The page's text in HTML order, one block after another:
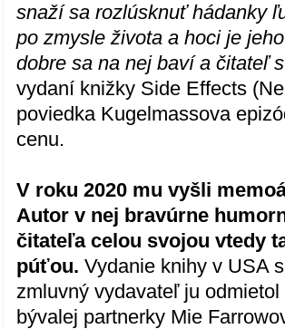
snaží sa rozlúsknuť hádanky
po zmysle života a hoci je
dobre sa na nej baví a čitateľ
vydaní knižky Side Effects
poviedka Kugelmassova
cenu.
V roku 2020 mu vyšli
Autor v nej bravúrne
čitateľa celou svojou vtedy
púťou. Vydanie knihy v USA
zmluvný vydavateľ ju
bývalej partnerky Mie